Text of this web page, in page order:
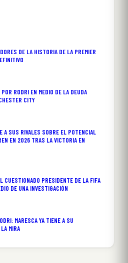
DE LA HISTORIA DE LA PREMIER
RODRI EN MEDIO DE LA DEUDA
CITY
A SUS RIVALES SOBRE EL POTENCIAL
EN 2026 TRAS LA VICTORIA EN
CUESTIONADO PRESIDENTE DE LA FIFA
DE UNA INVESTIGACIÓN
MARESCA YA TIENE A SU
MIRA